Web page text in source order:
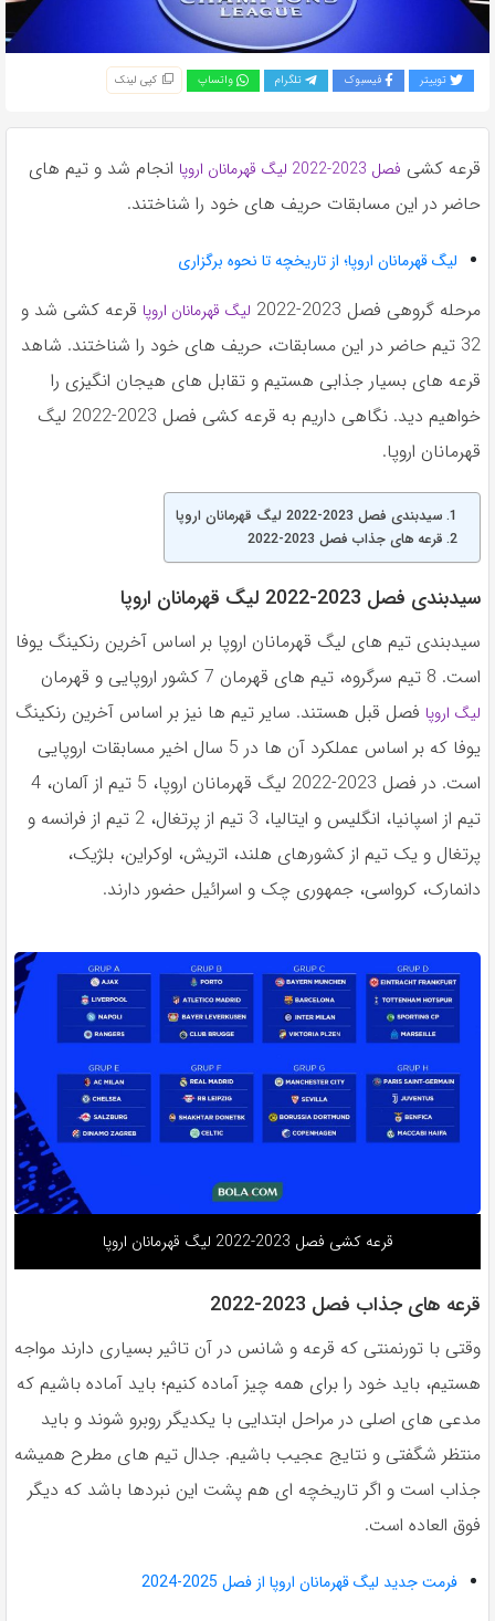
به
بگذارید.
لینک
توییتر فیسبوک تلگرام واتساپ کپی لینک
قرعه کشی فصل 2023-2022 لیگ قهرمانان اروپا
انجام شد و تیم های
حاضر در این مسابقات حریف های خود را شناختند.
لیگ قهرمانان اروپا؛ از تاریخچه تا نحوه برگزاری
مرحله گروهی فصل 2023-2022 لیگ قهرمانان اروپا قرعه کشی شد و
32 تیم حاضر در این مسابقات، حریف های خود را شناختند. شاهد
قرعه های بسیار جذابی هستیم و تقابل های هیجان انگیزی را
خواهیم دید. نگاهی داریم به قرعه کشی فصل 2023-2022 لیگ
قهرمانان اروپا.
سیدبندی فصل 2023-2022 لیگ قهرمانان اروپا
قرعه های جذاب فصل 2023-2022
سیدبندی فصل 2023-2022 لیگ قهرمانان اروپا
سیدبندی تیم های لیگ قهرمانان اروپا بر اساس آخرین رنکینگ یوفا
است. 8 تیم سرگروه، تیم های قهرمان 7 کشور اروپایی و قهرمان
لیگ اروپا فصل قبل هستند. سایر تیم ها نیز بر اساس آخرین رنکینگ
یوفا که بر اساس عملکرد آن ها در 5 سال اخیر مسابقات اروپایی
است. در فصل 2023-2022 لیگ قهرمانان اروپا، 5 تیم از آلمان، 4
تیم از اسپانیا، انگلیس و ایتالیا، 3 تیم از پرتغال، 2 تیم از فرانسه و
پرتغال و یک تیم از کشورهای هلند، اتریش، اوکراین، بلژیک،
دانمارک، کرواسی، جمهوری چک و اسرائیل حضور دارند.
قرعه کشی فصل 2023-2022 لیگ قهرمانان اروپا
قرعه های جذاب فصل 2023-2022
وقتى با تورنمنتى كه قرعه و شانس در آن تاثير بسيارى دارند مواجه
هستيم، بايد خود را براى همه چيز آماده كنيم؛ بايد آماده باشيم كه
مدعى هاى اصلى در مراحل ابتدايى با يكديگر روبرو شوند و بايد
منتظر شگفتى و نتايج عجيب باشيم. جدال تيم هاى مطرح هميشه
جذاب است و اگر تاريخچه اى هم پشت اين نبردها باشد كه ديگر
فوق العاده است.
فرمت جدید لیگ قهرمانان اروپا از فصل 2025-2024